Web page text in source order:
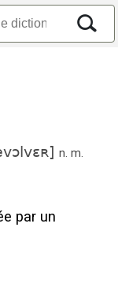
] n. m.
par un